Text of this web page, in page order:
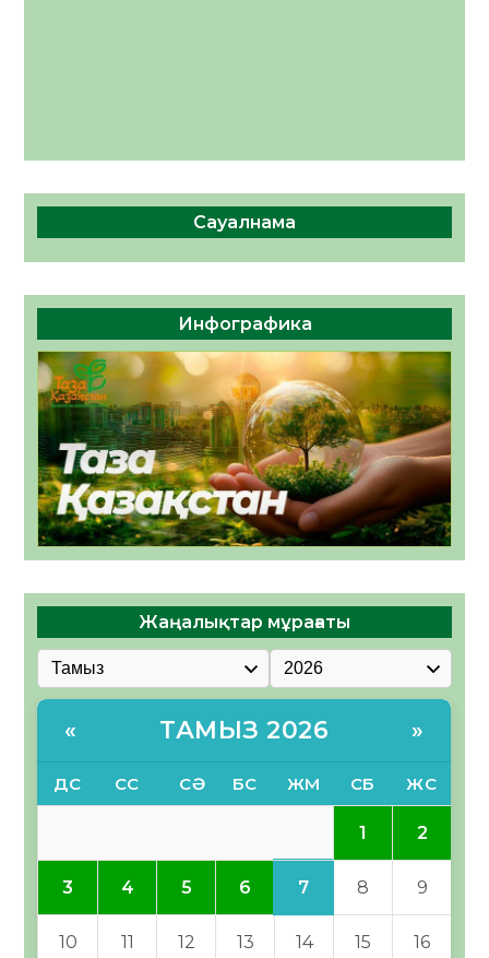
Сауалнама
Инфографика
Жаңалықтар мұрағаты
« ТАМЫЗ 2026 »
ДС СС СӘ БС ЖМ СБ ЖС
1 2
3 4 5 6 7 8 9
10 11 12 13 14 15 16